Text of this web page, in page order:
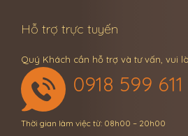
Hỗ trợ trực tuyến
Quý Khách cần hỗ trợ và tư vấn, vui
0918 599 611
Thời gian làm việc từ: 08h00 – 20h00